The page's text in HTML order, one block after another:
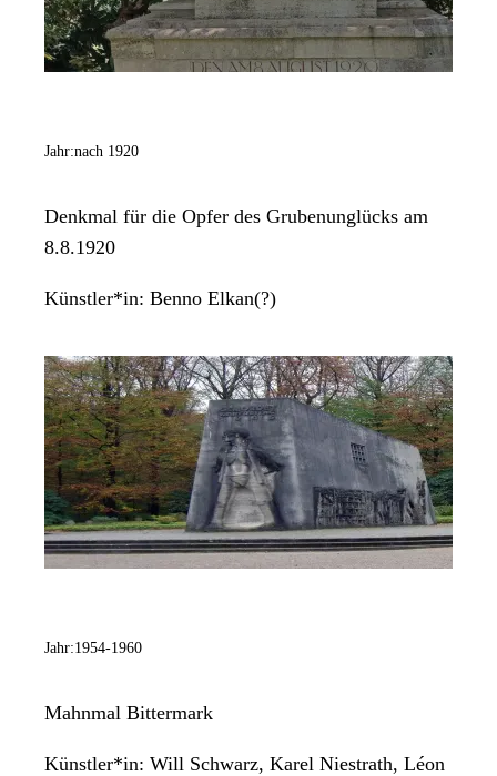
Jahr:nach 1920
Denkmal für die Opfer des Grubenunglücks am
8.8.1920
Künstler*in: Benno Elkan(?)
Jahr:1954-1960
Mahnmal Bittermark
Künstler*in: Will Schwarz, Karel Niestrath, Léon